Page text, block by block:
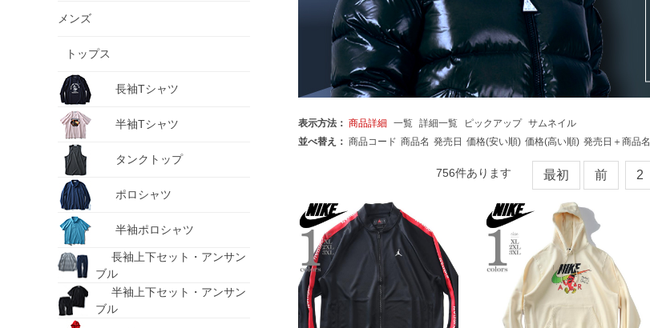
メンズ
トップス
長袖Tシャツ
半袖Tシャツ
タンクトップ
ポロシャツ
半袖ポロシャツ
長袖上下セット・アンサン
ブル
半袖上下セット・アンサン
ブル
表示方法： 商品詳細 一覧 詳細一覧 ピックアップ サムネイル
並べ替え： 商品コード 商品名 発売日 価格(安い順) 価格(高い順) 発売日＋商品名
756件あります 最初 前 2